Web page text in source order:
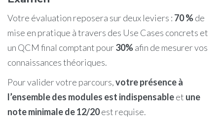
Votre évaluation reposera sur deux leviers : 70 %de
mise en pratique à travers des Use Cases concrets et
un QCM final comptant pour30%afin de mesurer vos
connaissances théoriques.
Pour valider votre parcours,votre présence à
l’ensemble des modules est indispensableet une
note minimale de 12/20est requise.